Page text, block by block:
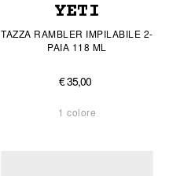
YETI
TAZZA RAMBLER IMPILABILE 2-
PAIA 118 ML
€ 35,00
1 colore